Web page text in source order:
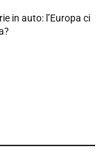
in auto: l’Europa ci